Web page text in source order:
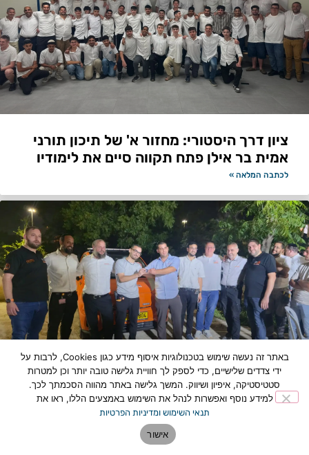
ציון דרך היסטורי: מחזור א' של תיכון תורני
אמית בר אילן פתח תקווה סיים את לימודיו
לכתבה המלאה »
תוספת כוח לצי החירום: רכב מבצעי חדש
הצטרף למערך הצלת החיים בפתח תקווה
באתר זה נעשה שימוש בטכנולוגיות איסוף מידע כגון Cookies, לרבות על
ידי צדדים שלישיים, כדי לספק לך חוויית גלישה טובה יותר וכן למטרות
סטטיסטיקה, איפיון ושיווק. המשך גלישה באתר מהווה הסכמתך לכך.
למידע נוסף ואפשרות לנהל את השימוש באמצעים הללו, ראו את
תנאי השימוש ומדיניות הפרטיות
אישור